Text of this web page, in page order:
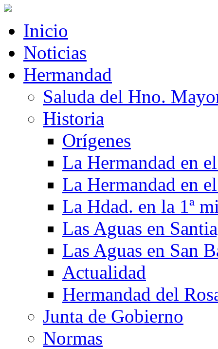
Inicio
Noticias
Hermandad
Saluda del Hno.
Historia
Orígenes
La Hermandad en
La Hermandad en
La Hdad. en la 1ª
Las Aguas en
Las Aguas en San
Actualidad
Hermandad del
Junta de Gobierno
Normas